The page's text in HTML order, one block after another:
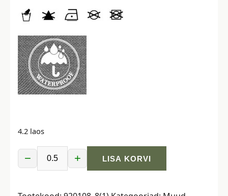
4.2 laos
−
Veekindel
õuekangas,
+ LISA KORVI